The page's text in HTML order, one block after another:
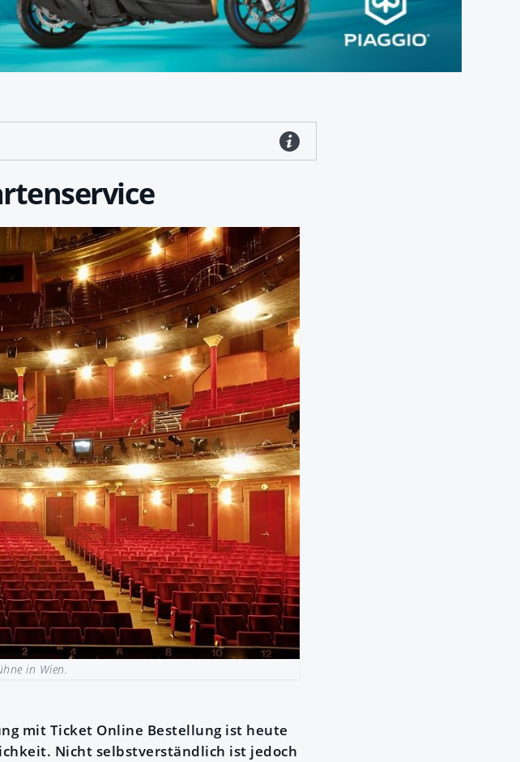
in Wien.
mit Ticket Online Bestellung ist heute
Nicht selbstverständlich ist jedoch